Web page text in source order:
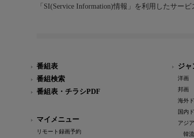
「SI(Service Information)情報」を利用したサー
番組表
番組検索
番組表・チラシPDF
マイメニュー
リモート録画予約
ジャ
洋画
邦画
海外
国内
アジ
韓